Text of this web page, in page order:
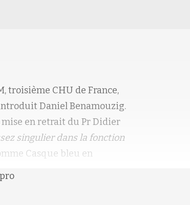
troisième CHU de France,
Daniel Benamouzig.
en retrait du Pr Didier
singulier dans la fonction
Casque bleu en